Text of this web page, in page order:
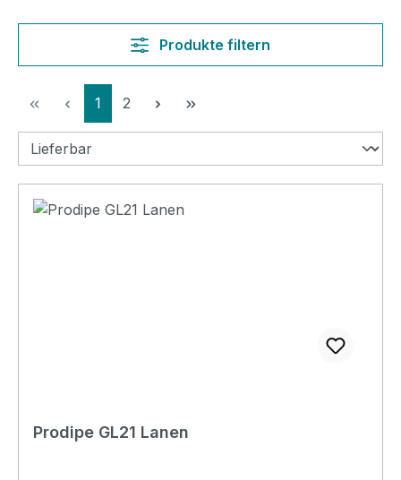
Produkte filtern
Seite
1 Seite
2
Prodipe GL21 Lanen